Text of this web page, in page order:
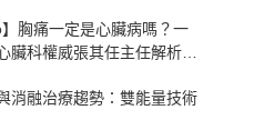
】胸痛一定是心臟病嗎？一
臟科權威張其任主任解析支
消融治療趨勢：雙能量技術